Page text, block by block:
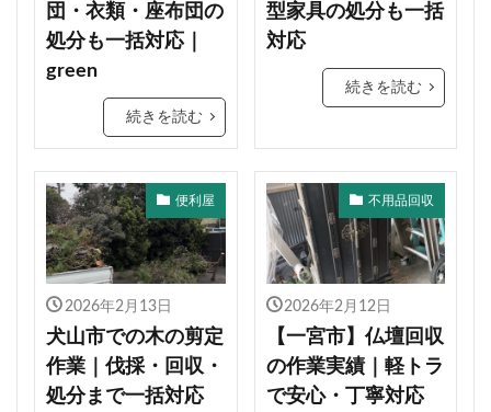
団・衣類・座布団の
処分も一括対応｜
green
続きを読む
型家具の処分も一括
対応
続きを読む
便利屋
2026年2月13日
犬山市での木の剪定
作業｜伐採・回収・
処分まで一括対応
不用品回収
2026年2月12日
【一宮市】仏壇回収
の作業実績｜軽トラ
で安心・丁寧対応